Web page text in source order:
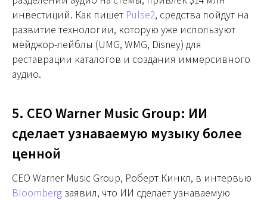
инвестиций. Как пишет Pulse2, средства пойдут на
развитие технологии, которую уже используют
мейджор-лейблы (UMG, WMG, Disney) для
реставрации каталогов и создания иммерсивного
аудио.
5. CEO Warner Music Group: ИИ
сделает узнаваемую музыку более
ценной
CEO Warner Music Group, Роберт Кинкл, в интервью
Bloomberg заявил, что ИИ сделает узнаваемую